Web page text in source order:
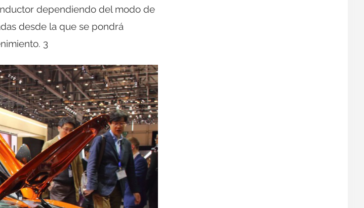
dependiendo del modo de
desde la que se pondrá
3